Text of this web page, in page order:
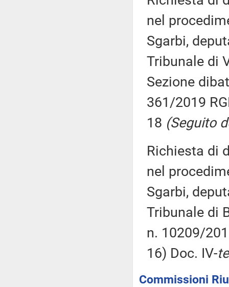
nel
Sgarbi,
Tribunale di
Sezione
361/2019
18 (Seguito
Richiesta di
nel
Sgarbi,
Tribunale di
n. 10209/
16) Doc. IV-
Commissioni